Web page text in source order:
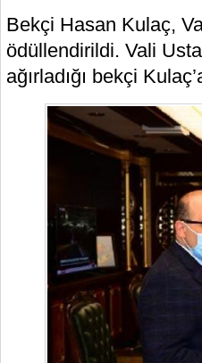
Bekçi Hasan Kulaç,
ödüllendirildi. Vali
ağırladığı bekçi